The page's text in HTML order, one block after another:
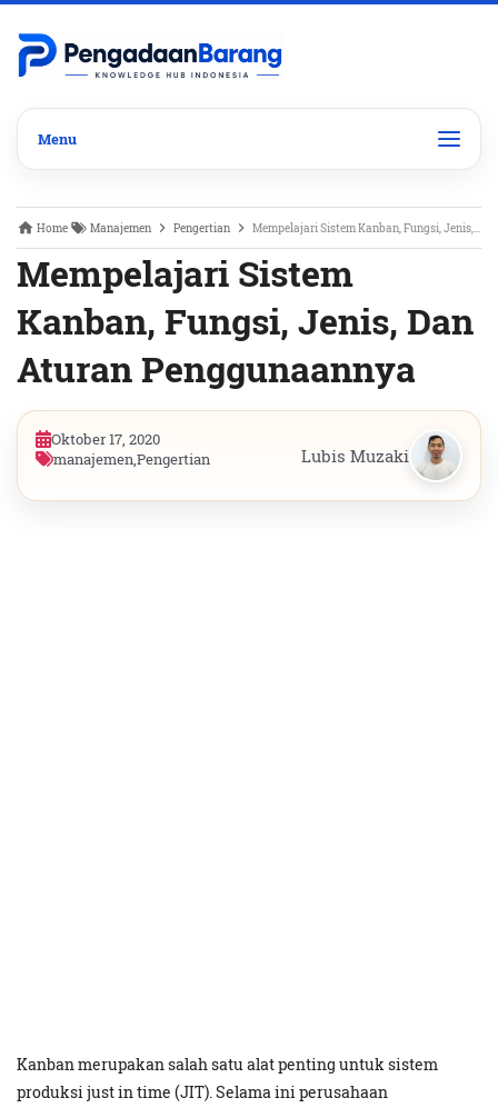
Home Manajemen Pengertian Mempelajari Sistem Kanban, Fungsi, Jenis, Dan Aturan Penggunaannya
Mempelajari Sistem
Kanban, Fungsi, Jenis, Dan
Aturan Penggunaannya
Oktober 17, 2020
manajemen,Pengertian Lubis Muzaki
Kanban merupakan salah satu alat penting untuk sistem
produksi just in time (JIT). Selama ini perusahaan